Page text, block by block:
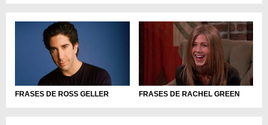
FRASES DE ROSS GELLER FRASES DE RACHEL GREEN